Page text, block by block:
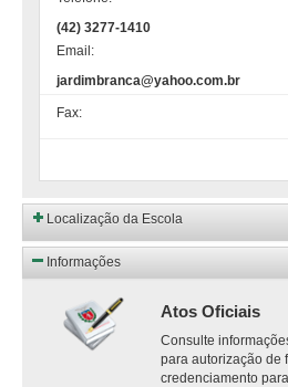
(42) 3277-1410
Email:
jardimbranca@yahoo.com.br
Fax:
Localização da Escola
Informações
Atos Oficiais
Consulte
para autorização de
credenciamento